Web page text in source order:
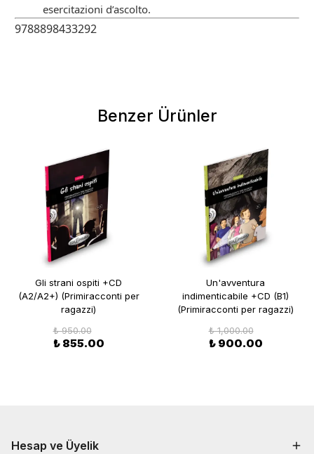
esercitazioni d’ascolto.
9788898433292
Benzer Ürünler
Gli strani ospiti +CD
(A2/A2+) (Primiracconti per
ragazzi)
₺ 950.00
₺ 855.00
Un'avventura
indimenticabile +CD (B1)
(Primiracconti per ragazzi)
₺ 1,000.00
₺ 900.00
Hesap ve Üyelik